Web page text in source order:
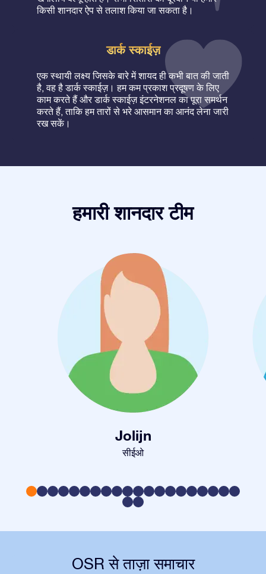
किसी शानदार ऐप से तलाश किया जा सकता है।
डार्क स्काईज़
एक स्थायी लक्ष्य जिसके बारे में शायद ही कभी बात की जाती
है, वह है डार्क स्काईज़। हम कम प्रकाश प्रदूषण के लिए
काम करते हैं और डार्क स्काईज़ इंटरनेशनल का पूरा समर्थन
करते हैं, ताकि हम तारों से भरे आसमान का आनंद लेना जारी
रख सकें।
हमारी शानदार टीम
Jolijn
सीईओ
OSR से ताज़ा समाचार